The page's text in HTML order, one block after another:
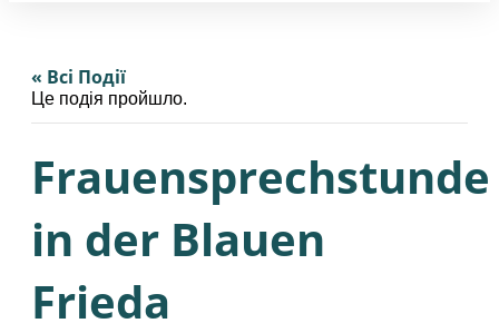
« Всі Події
Це подія пройшло.
Frauensprechstunde
in der Blauen
Frieda